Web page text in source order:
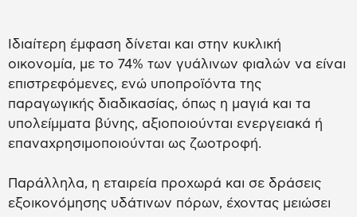
Ιδιαίτερη έμφαση δίνεται και στην κυκλική
οικονομία, με το 74% των γυάλινων φιαλών να είναι
επιστρεφόμενες, ενώ υποπροϊόντα της
παραγωγικής διαδικασίας, όπως η μαγιά και τα
υπολείμματα βύνης, αξιοποιούνται ενεργειακά ή
επαναχρησιμοποιούνται ως ζωοτροφή.
Παράλληλα, η εταιρεία προχωρά και σε δράσεις
εξοικονόμησης υδάτινων πόρων, έχοντας μειώσει